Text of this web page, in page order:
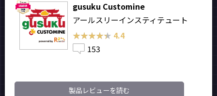
gusuku Customine
アールスリーインスティテュート
★★★★★
★★★★★ 4.4
153
製品レビューを読む